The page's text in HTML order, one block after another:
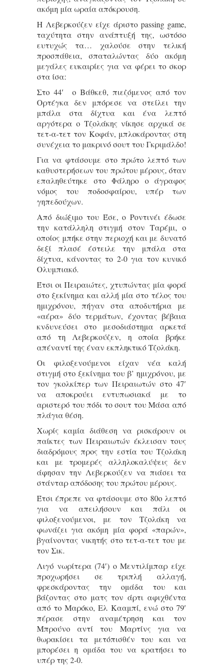
ακόμη μία ωραία απόκρουση.
Η Λεβερκούζεν είχε άριστο passing game,
ταχύτητα στην ανάπτυξή της, ωστόσο
ευτυχώς τα… χαλούσε στην τελική
προσπάθεια, σπαταλώντας δύο ακόμη
μεγάλες ευκαιρίες για να φέρει το σκορ
στα ίσα:
Στο 44′ ο Βάθκεθ, πιεζόμενος από τον
Ορτέγκα δεν μπόρεσε να στείλει την
μπάλα στα δίχτυα και ένα λεπτό
αργότερα ο Τζολάκης νίκησε αρχικά σε
τετ-α-τετ τον Κοφάν, μπλοκάροντας στη
συνέχεια το μακρινό σουτ του Γκριμάλδο!
Για να φτάσουμε στο πρώτο λεπτό των
καθυστερήσεων του πρώτου μέρους, όταν
επαληθεύτηκε στο Φάληρο ο άγραφος
νόμος του ποδοσφαίρου, υπέρ των
γηπεδούχων.
Από διώξιμο του Έσε, ο Ροντινέι έδωσε
την κατάλληλη στιγμή στον Ταρέμι, ο
οποίος μπήκε στην περιοχή και με δυνατό
δεξί πλασέ έστειλε την μπάλα στα
δίχτυα, κάνοντας το 2-0 για τον κυνικό
Ολυμπιακό.
Έτσι οι Πειραιώτες, χτυπώντας μία φορά
στο ξεκίνημα και αλλή μία στο τέλος του
ημιχρόνου, πήγαν στα αποδυτήρια με
«αέρα» δύο τερμάτων, έχοντας βέβαια
κνδυνεύσει στο μεσοδιάστημα αρκετά
από τη Λεβερκούζεν, η οποία βρήκε
απέναντί της έναν εκπληκτικό Τζολάκη.
Οι φιλοξενούμενοι είχαν νέα καλή
στιγμή στο ξεκίνημα του β’ ημιχρόνου, με
τον γκολκίπερ των Πειραιωτών στο 47′
να αποκρούει εντυπωσιακά με το
αριστερό του πόδι το σουτ του Μάσα από
πλάγια θέση.
Xωρίς καμία διάθεση να ρισκάρουν οι
παίκτες των Πειραιωτών έκλεισαν τους
διαδρόμους προς την εστία του Τζολάκη
και με τρομερές αλληλοκαλύψεις δεν
άφησαν την Λεβερκούζεν να πιάσει τα
στάνταρ απόδοσης του πρώτου μέρους.
Έτσι έπρεπε να φτάσουμε στο 80ο λεπτό
για να απειλήσουν και πάλι οι
φιλοξενούμενοι, με τον Τζολάκη να
φωνάζει για ακόμη μία φορά «παρών»,
βγαίνοντας νικητής στο τετ-α-τετ του με
τον Σικ.
Λιγό νωρίτερα (74′) ο Μεντιλίμπαρ είχε
προχωρήσει σε τριπλή αλλαγή,
φρεσκάροντας την ομάδα του και
βάζοντας στο ματς τον άρτι αφιχθέντα
από το Μαρόκο, Ελ Κααμπί, ενώ στο 79′
πέρασε στην αναμέτρηση και τον
Μπρούνο αντί του Μαρτίνς για να
θωρακίσει τα μετόπισθέν του και να
μπορέσει η ομάδα του να κρατήσει το
υπέρ της 2-0.